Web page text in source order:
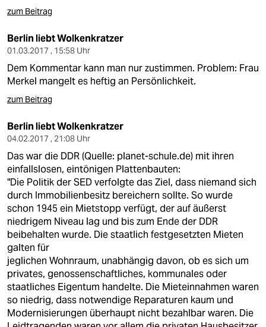
zum Beitrag
Berlin liebt Wolkenkratzer
01.03.2017 , 15:58 Uhr
Dem Kommentar kann man nur zustimmen. Problem: Frau
Merkel mangelt es heftig an Persönlichkeit.
zum Beitrag
Berlin liebt Wolkenkratzer
04.02.2017 , 21:08 Uhr
Das war die DDR (Quelle: planet-schule.de) mit ihren
einfallslosen, eintönigen Plattenbauten:
"Die Politik der SED verfolgte das Ziel, dass niemand sich
durch Immobilienbesitz bereichern sollte. So wurde
schon 1945 ein Mietstopp verfügt, der auf äußerst
niedrigem Niveau lag und bis zum Ende der DDR
beibehalten wurde. Die staatlich festgesetzten Mieten
galten für
jeglichen Wohnraum, unabhängig davon, ob es sich um
privates, genossenschaftliches, kommunales oder
staatliches Eigentum handelte. Die Mieteinnahmen waren
so niedrig, dass notwendige Reparaturen kaum und
Modernisierungen überhaupt nicht bezahlbar waren. Die